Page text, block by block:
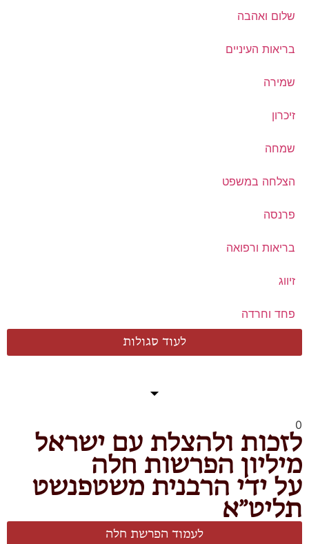
שלום ואהבה
בריאות העיניים
שמירה
זיכרון
שמחה
הצלחה במשפט
פרנסה
בריאות ורפואה
זיווג
פחד וחרדה
לעוד סגולות
0
לזכות ולהצלת עם ישראל
מיליון הפרשות חלה
על ידי הרבנית משטפנשט
תליט״א
לעמוד הפרשת חלה